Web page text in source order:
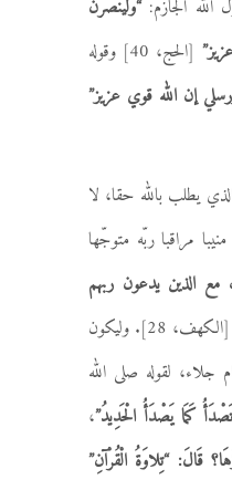
“ولينصرن
[الحج، 40] وقوله
إن الله قوي عزيز”
يطلب بالله حقا، لا
مراقبا ربّه متوجّها
مع الذين يدعون ربهم
[الكهف، 28]. وليكون
جلاء، لقوله صلى الله
كَمَا يَصْدَأُ الْحَدِيدُ”،
قَالَ: “تِلاوَةُ الْقُرْآنِ”